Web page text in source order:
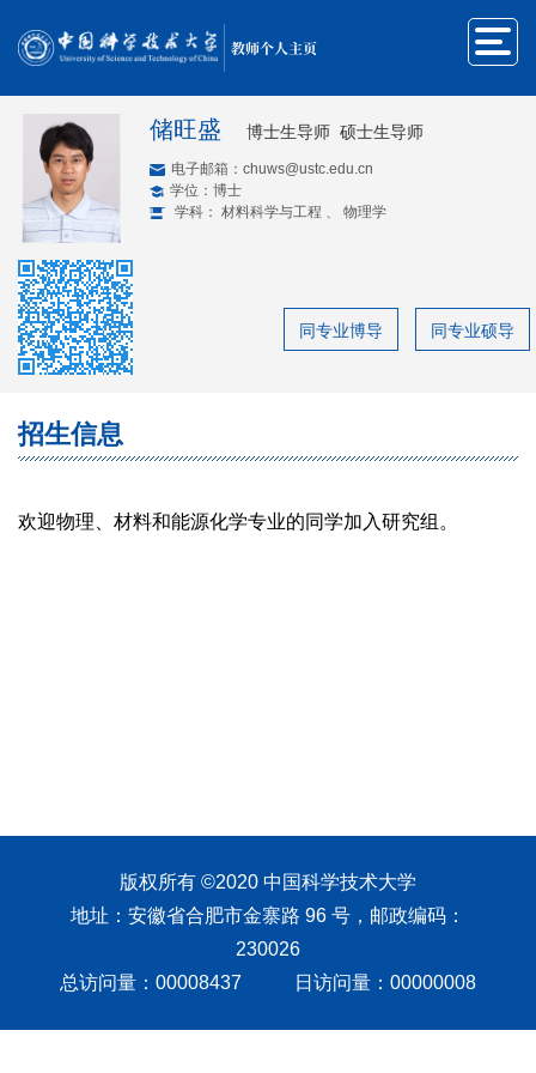
教师个人主页
储旺盛 博士生导师 硕士生导师
电子邮箱： chuws@ustc.edu.cn
学位：博士
学科： 材料科学与工程 、 物理学
同专业博导 同专业硕导
招生信息
版权所有 ©2020 中国科学技术大学
地址：安徽省合肥市金寨路 96 号，邮政编码：
230026
总访问量： 00008437 日访问量： 00000008